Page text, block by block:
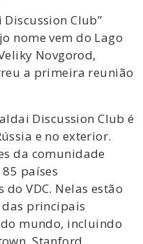
Club”
nome vem do Lago
Novgorod,
a primeira reunião
Discussion Club é
e no exterior.
da comunidade
países
VDC. Nelas estão
principais
mundo, incluindo